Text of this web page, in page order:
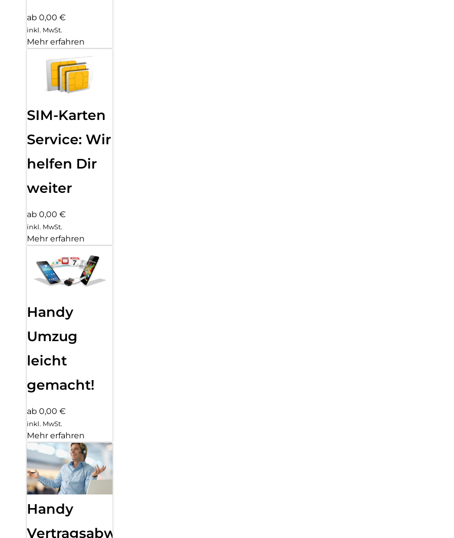
ab 0,00 €
inkl. MwSt.
Mehr erfahren
SIM-Karten
Service: Wir
helfen Dir
weiter
ab 0,00 €
inkl. MwSt.
Mehr erfahren
Handy
Umzug
leicht
gemacht!
ab 0,00 €
inkl. MwSt.
Mehr erfahren
Handy
Vertragsabwicklung